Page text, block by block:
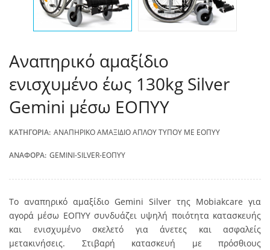
Αναπηρικό αμαξίδιο
ενισχυμένο έως 130kg Silver
Gemini μέσω ΕΟΠΥΥ
ΚΑΤΗΓΟΡΊΑ: ΑΝΑΠΗΡΙΚΌ ΑΜΑΞΊΔΙΟ ΑΠΛΟΎ ΤΎΠΟΥ ΜΕ ΕΟΠΥΥ
ΑΝΑΦΟΡΆ: GEMINI-SILVER-ΕΟΠΥΥ
Το αναπηρικό αμαξίδιο Gemini Silver της Mobiakcare για
αγορά μέσω ΕΟΠΥΥ συνδυάζει υψηλή ποιότητα κατασκευής
και ενισχυμένο σκελετό για άνετες και ασφαλείς
μετακινήσεις. Στιβαρή κατασκευή με πρόσθιους